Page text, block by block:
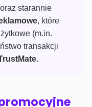
starannie
, które
(m.in.
transakcji